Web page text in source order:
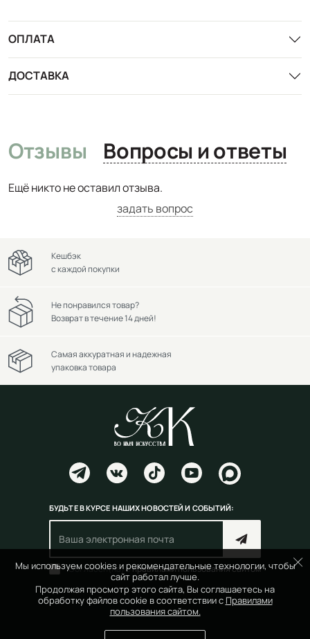
ОПЛАТА
ДОСТАВКА
Отзывы Вопросы и ответы
Ещё никто не оставил отзыва.
задать вопрос
Мы используем cookies и рекомендательные технологии, чтобы
сайт работал лучше.
Продолжая просмотр этого сайта, Вы соглашаетесь на
обработку файлов cookie в соответствии с Правилами
пользования сайтом.
Кешбэк
с каждой покупки
Не понравился товар?
Возврат в течение 14 дней!
Самая аккуратная и надежная
упаковка товара
БУДЬТЕ В КУРСЕ НАШИХ НОВОСТЕЙ И СОБЫТИЙ:
Согласен(на) справилами пользования сайтом